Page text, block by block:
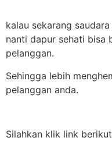
kalau sekarang
nanti dapur sehati bisa
pelanggan.
Sehingga lebih
pelanggan anda.
Silahkan klik link